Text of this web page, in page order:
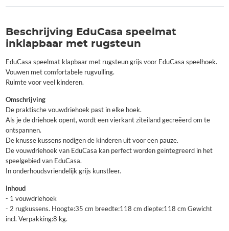
Beschrijving EduCasa speelmat
inklapbaar met rugsteun
EduCasa speelmat klapbaar met rugsteun grijs voor EduCasa speelhoek.
Vouwen met comfortabele rugvulling.
Ruimte voor veel kinderen.
Omschrijving
De praktische vouwdriehoek past in elke hoek.
Als je de driehoek opent, wordt een vierkant ziteiland gecreëerd om te
ontspannen.
De knusse kussens nodigen de kinderen uit voor een pauze.
De vouwdriehoek van EduCasa kan perfect worden geïntegreerd in het
speelgebied van EduCasa.
In onderhoudsvriendelijk grijs kunstleer.
Inhoud
- 1 vouwdriehoek
- 2 rugkussens. Hoogte:35 cm breedte:118 cm diepte:118 cm Gewicht
incl. Verpakking:8 kg.